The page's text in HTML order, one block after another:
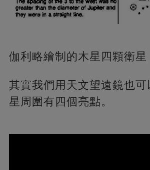
伽利略繪制的木星四顆衛星
其實我們用天文望遠鏡也可
星周圍有四個亮點。